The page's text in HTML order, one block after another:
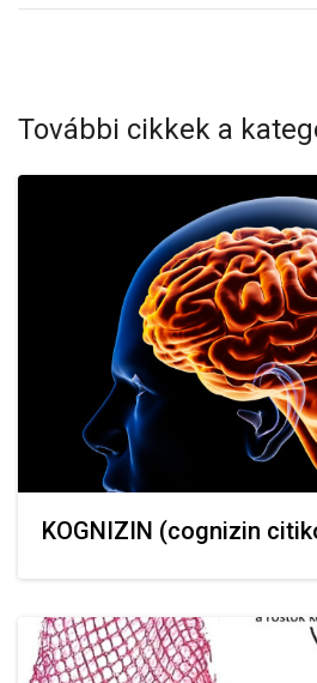
További cikkek a
KOGNIZIN (cognizin